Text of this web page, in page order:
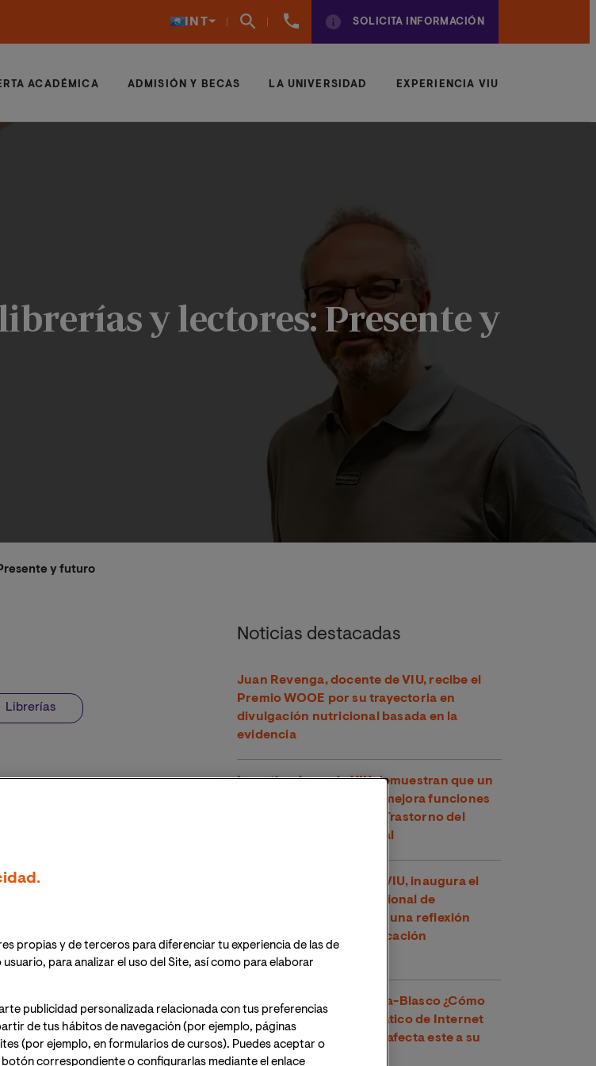
INT
961
SOLICITA INFORMACIÓN
ACADÉMICA ADMISIÓN Y BECAS LA UNIVERSIDAD EXPERIENCIA VIU
y lectores: Presente y
y futuro
Librerías
Noticias destacadas
Juan Revenga, docente de VIU, recibe el
Premio WOOE por su trayectoria en
divulgación nutricional basada en la
evidencia
Investigadores de VIU demuestran que un
compuesto del té verde mejora funciones
cognitivas en niños con Trastorno del
Espectro Alcohólico Fetal
Toni García, docente de VIU, inaugura el
XXVI Congreso Internacional de
Educadores en Perú con una reflexión
sobre los retos de la educación
contemporánea
Dr. Víctor José Villanueva-Blasco ¿Cómo
detectar el uso problemático de Internet
en adolescentes y cómo afecta este a su
salud mental?
propias y de terceros para diferenciar tu experiencia de las de
para analizar el uso del Site, así como para elaborar
publicidad personalizada relacionada con tus preferencias
de tus hábitos de navegación (por ejemplo, páginas
(por ejemplo, en formularios de cursos). Puedes aceptar o
correspondiente o configurarlas mediante el enlace